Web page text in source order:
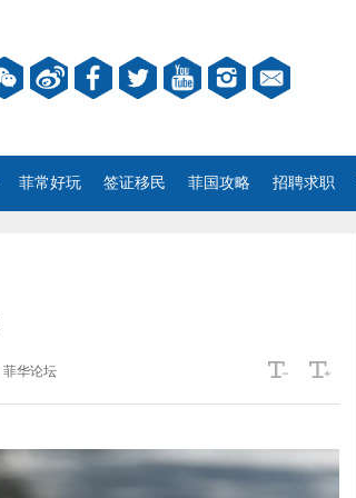
菲常好玩 签证移民 菲国攻略 招聘求职
菲华论坛